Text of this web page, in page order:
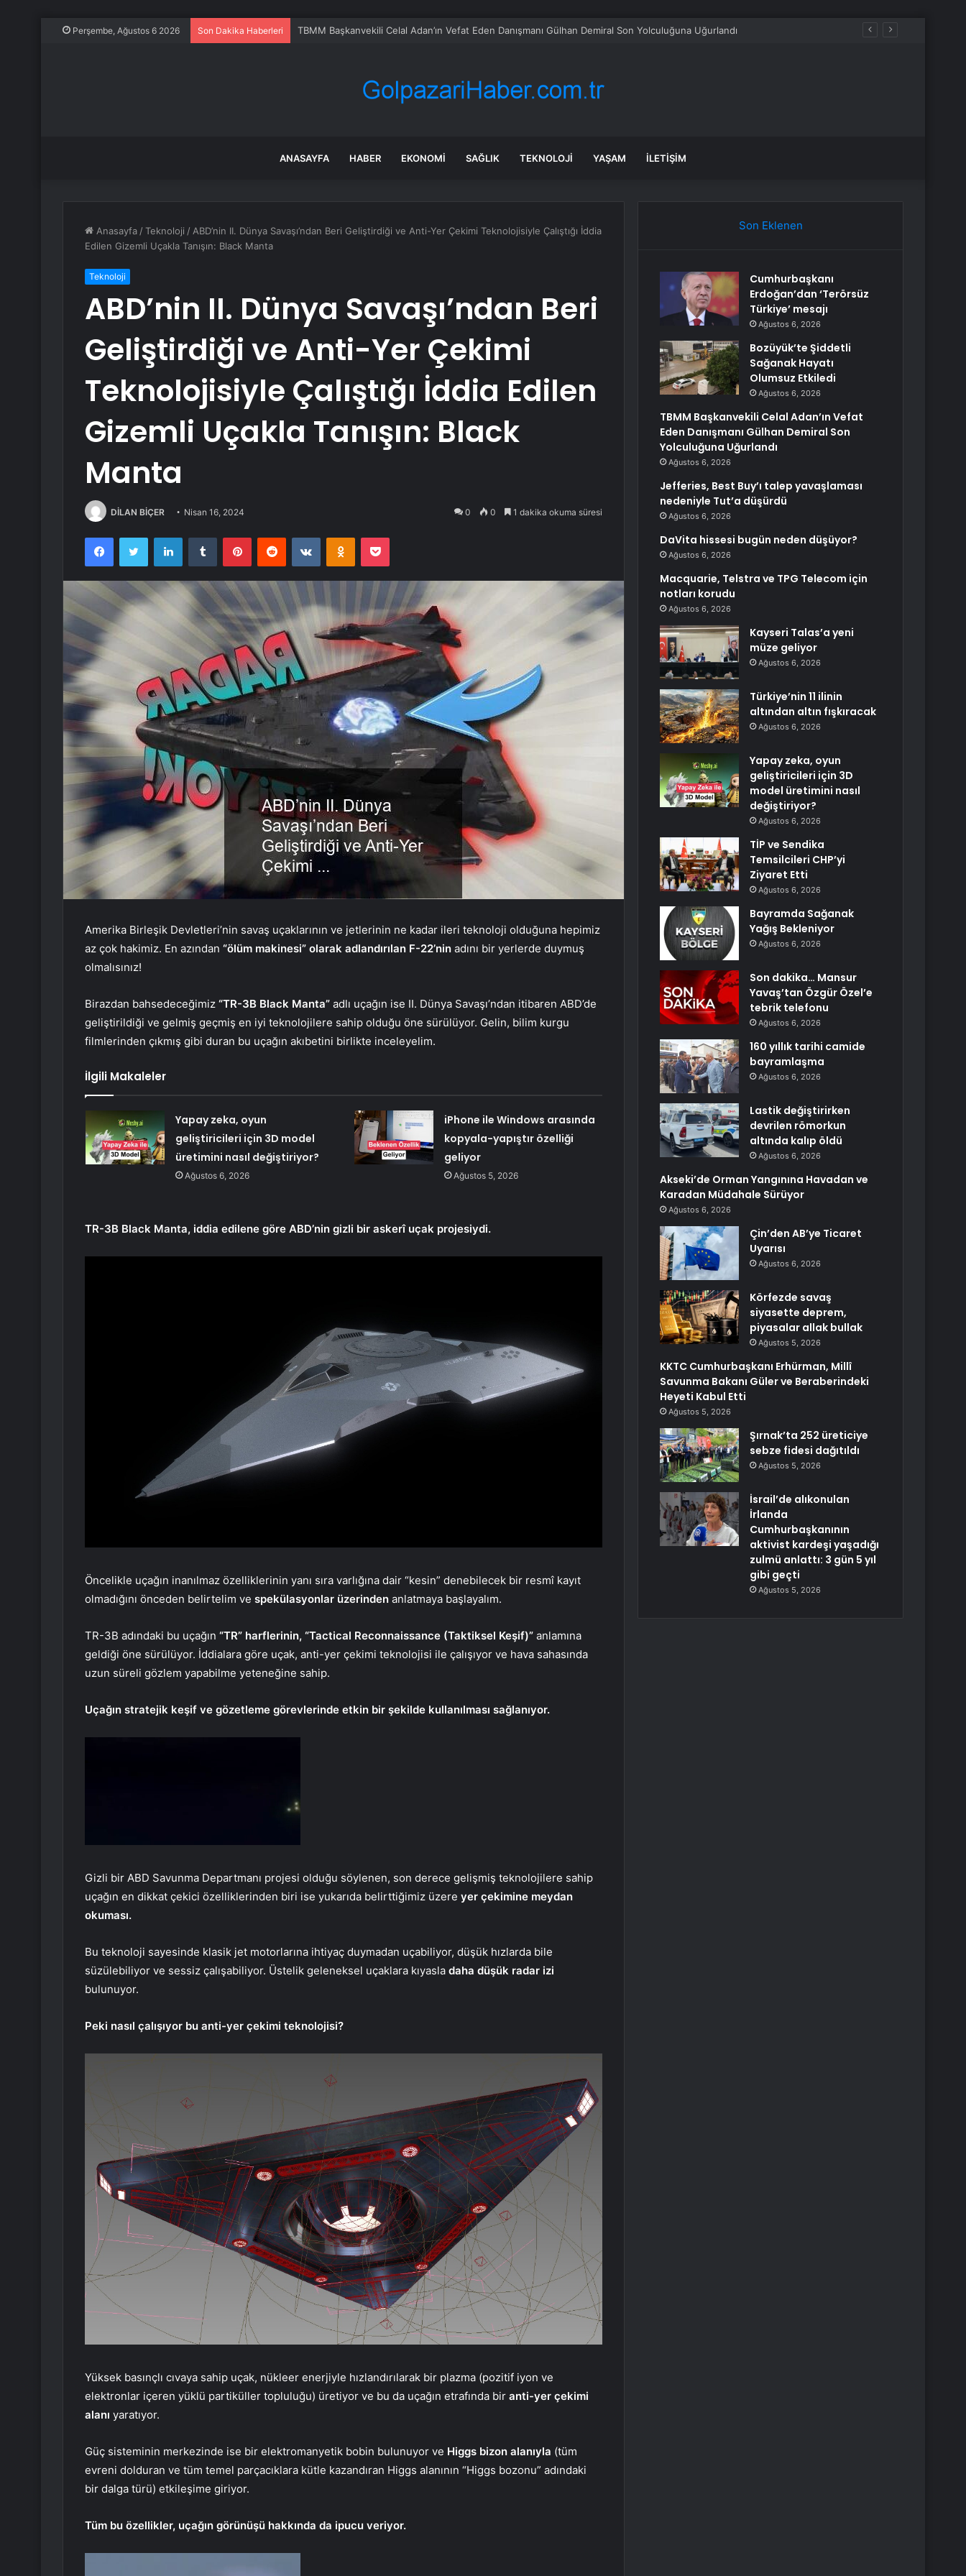
Perşembe, Ağustos 6 2026 Son Dakika Haberleri TBMM Başkanvekili Celal Adan’ın Vefat Eden Danışmanı Gülhan Demiral Son Yolculuğuna Uğurlandı
ANASAYFA HABER EKONOMI SAĞLIK TEKNOLOJI YAŞAM İLETIŞIM
Anasayfa /Teknoloji / ABD’nin II. Dünya Savaşı’ndan Beri Geliştirdiği ve Anti-Yer Çekimi Teknolojisiyle Çalıştığı İddia
Edilen Gizemli Uçakla Tanışın: Black Manta
Teknoloji
ABD’nin II. Dünya Savaşı’ndan Beri
Geliştirdiği ve Anti-Yer Çekimi
Teknolojisiyle Çalıştığı İddia Edilen
Gizemli Uçakla Tanışın: Black
Manta
DİLAN BİÇER Nisan 16, 2024 0 0 1 dakika okuma süresi
FacebookTwitter LinkedInTumblr PinterestReddit VKontakteOdnoklassniki
Pocket
Amerika Birleşik Devletleri’nin savaş uçaklarının ve jetlerinin ne kadar ileri teknoloji olduğuna hepimiz
az çok hakimiz. En azından “ölüm makinesi” olarak adlandırılan F-22’nin adını bir yerlerde duymuş
olmalısınız!
Birazdan bahsedeceğimiz “TR-3B Black Manta” adlı uçağın ise II. Dünya Savaşı’ndan itibaren ABD’de
geliştirildiği ve gelmiş geçmiş en iyi teknolojilere sahip olduğu öne sürülüyor. Gelin, bilim kurgu
filmlerinden çıkmış gibi duran bu uçağın akıbetini birlikte inceleyelim.
İlgili Makaleler
Yapay zeka, oyun
geliştiricileri için 3D model
üretimini nasıl değiştiriyor?
Ağustos 6, 2026
iPhone ile Windows arasında
kopyala-yapıştır özelliği
geliyor
Ağustos 5, 2026
TR-3B Black Manta, iddia edilene göre ABD’nin gizli bir askerî uçak projesiydi.
Öncelikle uçağın inanılmaz özelliklerinin yanı sıra varlığına dair “kesin” denebilecek bir resmî kayıt
olmadığını önceden belirtelim ve spekülasyonlar üzerinden anlatmaya başlayalım.
TR-3B adındaki bu uçağın “TR” harflerinin, “Tactical Reconnaissance (Taktiksel Keşif)” anlamına
geldiği öne sürülüyor. İddialara göre uçak, anti-yer çekimi teknolojisi ile çalışıyor ve hava sahasında
uzun süreli gözlem yapabilme yeteneğine sahip.
Uçağın stratejik keşif ve gözetleme görevlerinde etkin bir şekilde kullanılması sağlanıyor.
Gizli bir ABD Savunma Departmanı projesi olduğu söylenen, son derece gelişmiş teknolojilere sahip
uçağın en dikkat çekici özelliklerinden biri ise yukarıda belirttiğimiz üzere yer çekimine meydan
okuması.
Bu teknoloji sayesinde klasik jet motorlarına ihtiyaç duymadan uçabiliyor, düşük hızlarda bile
süzülebiliyor ve sessiz çalışabiliyor. Üstelik geleneksel uçaklara kıyasla daha düşük radar izi
bulunuyor.
Peki nasıl çalışıyor bu anti-yer çekimi teknolojisi?
Yüksek basınçlı cıvaya sahip uçak, nükleer enerjiyle hızlandırılarak bir plazma (pozitif iyon ve
elektronlar içeren yüklü partiküller topluluğu) üretiyor ve bu da uçağın etrafında bir anti-yer çekimi
alanı yaratıyor.
Güç sisteminin merkezinde ise bir elektromanyetik bobin bulunuyor ve Higgs bizon alanıyla (tüm
evreni dolduran ve tüm temel parçacıklara kütle kazandıran Higgs alanının “Higgs bozonu” adındaki
bir dalga türü) etkileşime giriyor.
Tüm bu özellikler, uçağın görünüşü hakkında da ipucu veriyor.
Son Eklenen
Cumhurbaşkanı
Erdoğan’dan ‘Terörsüz
Türkiye’ mesajı
Ağustos 6, 2026
Bozüyük’te Şiddetli
Sağanak Hayatı
Olumsuz Etkiledi
Ağustos 6, 2026
TBMM Başkanvekili Celal Adan’ın Vefat
Eden Danışmanı Gülhan Demiral Son
Yolculuğuna Uğurlandı
Ağustos 6, 2026
Jefferies, Best Buy’ı talep yavaşlaması
nedeniyle Tut’a düşürdü
Ağustos 6, 2026
DaVita hissesi bugün neden düşüyor?
Ağustos 6, 2026
Macquarie, Telstra ve TPG Telecom için
notları korudu
Ağustos 6, 2026
Kayseri Talas’a yeni
müze geliyor
Ağustos 6, 2026
Türkiye’nin 11 ilinin
altından altın fışkıracak
Ağustos 6, 2026
Yapay zeka, oyun
geliştiricileri için 3D
model üretimini nasıl
değiştiriyor?
Ağustos 6, 2026
TİP ve Sendika
Temsilcileri CHP’yi
Ziyaret Etti
Ağustos 6, 2026
Bayramda Sağanak
Yağış Bekleniyor
Ağustos 6, 2026
Son dakika… Mansur
Yavaş’tan Özgür Özel’e
tebrik telefonu
Ağustos 6, 2026
160 yıllık tarihi camide
bayramlaşma
Ağustos 6, 2026
Lastik değiştirirken
devrilen römorkun
altında kalıp öldü
Ağustos 6, 2026
Akseki’de Orman Yangınına Havadan ve
Karadan Müdahale Sürüyor
Ağustos 6, 2026
Çin’den AB’ye Ticaret
Uyarısı
Ağustos 6, 2026
Körfezde savaş
siyasette deprem,
piyasalar allak bullak
Ağustos 5, 2026
KKTC Cumhurbaşkanı Erhürman, Millî
Savunma Bakanı Güler ve Beraberindeki
Heyeti Kabul Etti
Ağustos 5, 2026
Şırnak’ta 252 üreticiye
sebze fidesi dağıtıldı
Ağustos 5, 2026
İsrail’de alıkonulan
İrlanda
Cumhurbaşkanının
aktivist kardeşi yaşadığı
zulmü anlattı: 3 gün 5 yıl
gibi geçti
Ağustos 5, 2026